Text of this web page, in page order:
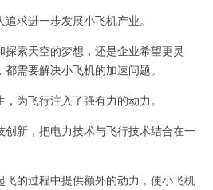
求进一步发展小飞机产业。
索天空的梦想，还是企业希望更灵
需要解决小飞机的加速问题。
为飞行注入了强有力的动力。
新，把电力技术与飞行技术结合在一
的过程中提供额外的动力，使小飞机